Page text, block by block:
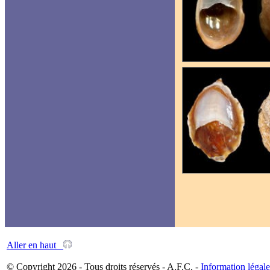
Aller en haut
© Copyright 2026 - Tous droits réservés - A.F.C. - Information légale